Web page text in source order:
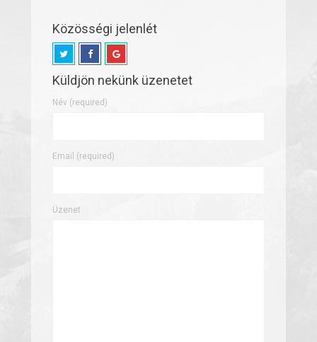
Közösségi jelenlét
Küldjön nekünk üzenetet
Név (required)
Email (required)
Üzenet